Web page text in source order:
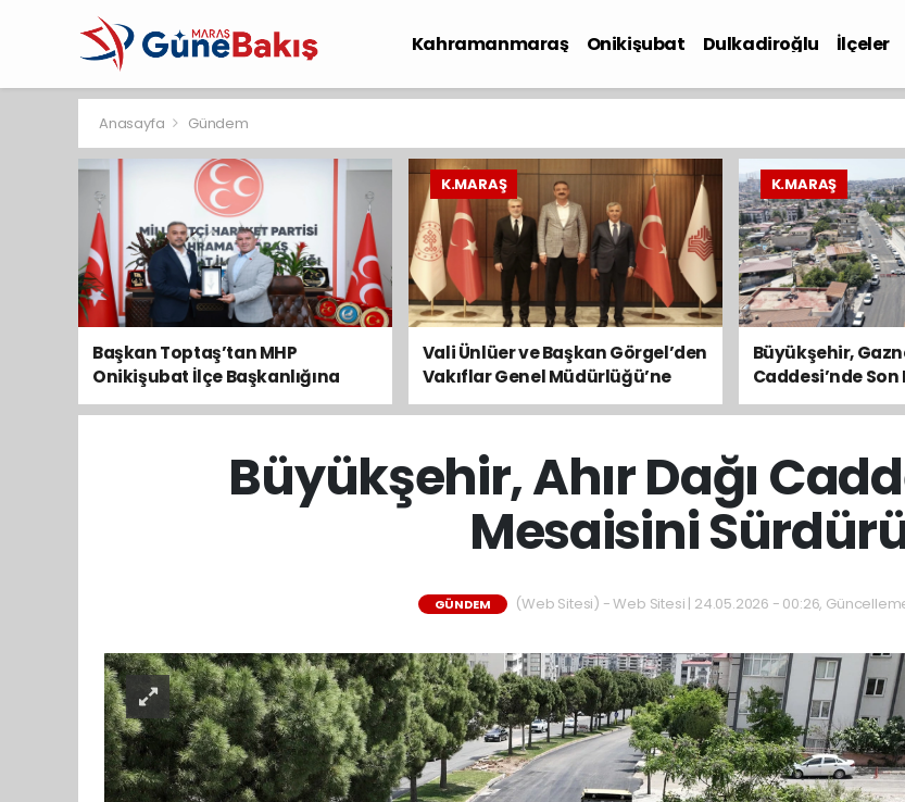
Kahramanmaraş Onikişubat Dulkadiroğlu İlçeler
Anasayfa Gündem
Başkan Toptaş’tan MHP
Onikişubat İlçe Başkanlığına
Hayırlı Olsun Ziyareti
K.MARAŞ
Vali Ünlüer ve Başkan Görgel’den
Vakıflar Genel Müdürlüğü’ne
ziyaret
K.MARAŞ
Büyükşehir,
Caddesi’nde
Serimini
Büyükşehir, Ahır Dağı
Mesaisini
GÜNDEM (Web Sitesi) - Web Sitesi | 24.05.2026 - 00:26,